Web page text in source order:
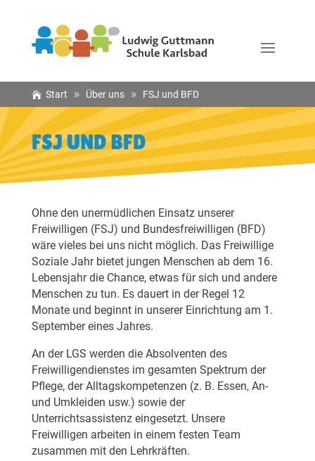
Start Über uns FSJ und BFD
FSJ UND BFD
Ohne den unermüdlichen Einsatz unserer
Freiwilligen (FSJ) und Bundesfreiwilligen (BFD)
wäre vieles bei uns nicht möglich. Das Freiwillige
Soziale Jahr bietet jungen Menschen ab dem 16.
Lebensjahr die Chance, etwas für sich und andere
Menschen zu tun. Es dauert in der Regel 12
Monate und beginnt in unserer Einrichtung am 1.
September eines Jahres.
An der LGS werden die Absolventen des
Freiwilligendienstes im gesamten Spektrum der
Pflege, der Alltagskompetenzen (z. B. Essen, An-
und Umkleiden usw.) sowie der
Unterrichtsassistenz eingesetzt. Unsere
Freiwilligen arbeiten in einem festen Team
zusammen mit den Lehrkräften.